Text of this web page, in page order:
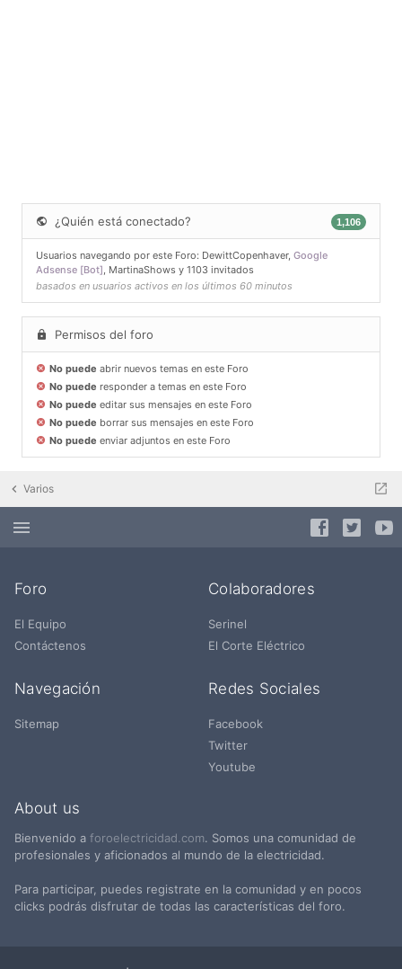
¿Quién está conectado? 1,106
Usuarios navegando por este Foro: DewittCopenhaver, Google
Adsense [Bot], MartinaShows y 1103 invitados
basados en usuarios activos en los últimos 60 minutos
Permisos del foro
No puede abrir nuevos temas en este Foro
No puede responder a temas en este Foro
No puede editar sus mensajes en este Foro
No puede borrar sus mensajes en este Foro
No puede enviar adjuntos en este Foro
Varios
Foro
El Equipo
Contáctenos
Colaboradores
Serinel
El Corte Eléctrico
Navegación
Sitemap
Redes Sociales
Facebook
Twitter
Youtube
About us
Bienvenido a foroelectricidad.com. Somos una comunidad de
profesionales y aficionados al mundo de la electricidad.
Para participar, puedes registrate en la comunidad y en pocos
clicks podrás disfrutar de todas las características del foro.